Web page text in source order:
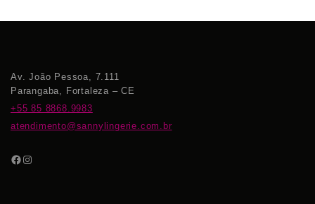
Av. João Pessoa, 7.111
Parangaba, Fortaleza – CE
+55 85 8868.9983
atendimento@sannylingerie.com.br